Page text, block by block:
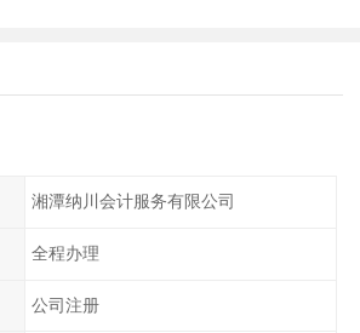
湘潭纳川会计服务有限公司
全程办理
公司注册